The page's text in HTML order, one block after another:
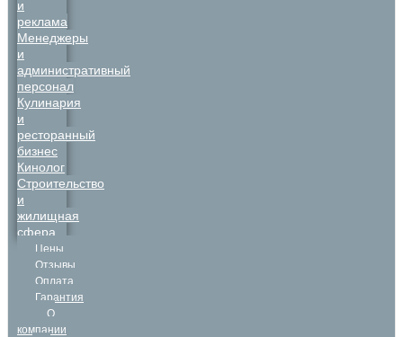
и
реклама
Менеджеры
и
административный
персонал
Кулинария
и
ресторанный
бизнес
Кинолог
Строительство
и
жилищная
сфера
Цены
Отзывы
Оплата
Гарантия
О
компании